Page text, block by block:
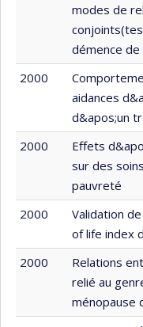
modes de
démence
2000
aidances
d&apos;un
2000
Effets
sur des
pauvreté
2000
Validation
of life index
2000
Relations
relié au
ménopause